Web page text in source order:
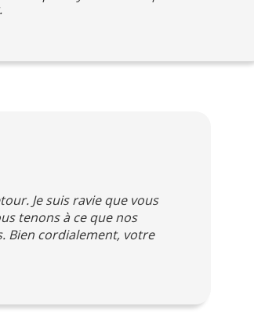
Je suis ravie que vous
tenons à ce que nos
Bien cordialement, votre